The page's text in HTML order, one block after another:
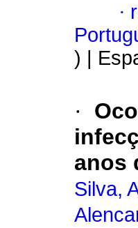
·
) |
·
anos
Silva,